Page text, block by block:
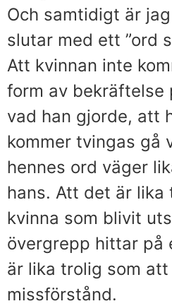
Och samtidigt är
slutar med ett ”ord
Att kvinnan inte
form av bekräftelse
vad han gjorde, att
kommer tvingas gå
hennes ord väger
hans. Att det är
kvinna som blivit
övergrepp hittar på
är lika trolig som
missförstånd.